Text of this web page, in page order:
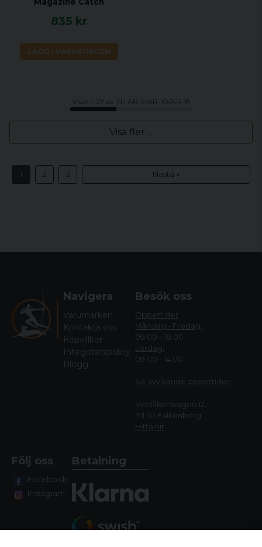
835 kr
LÄGG I VARUKORGEN
Visar 1-27 av 71 i AR-9/AR-10/AR-15
Visa fler ...
1 2 3 Nästa »
Navigera
Varumärken
Kontakta oss
Köpvillkor
Integritetspolicy
Blogg
Besök oss
Öppettider
Måndag - Fredag:
09.00 - 18.00
Lördag:
09.00 - 14.00
Se avvikande öppettider
Vindåkersvägen 12,
311 50 Falkenberg
Hitta hit
Följ oss
Facebook
Instagram
Betalning